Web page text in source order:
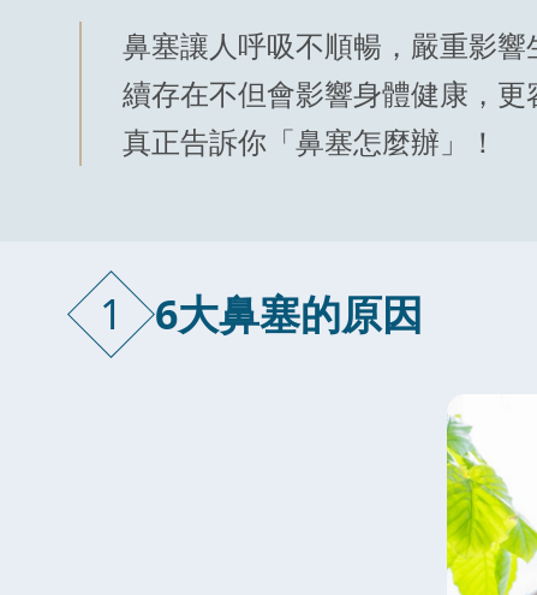
鼻塞讓人呼吸不順暢，嚴重影
續存在不但會影響身體健康，
真正告訴你「鼻塞怎麼辦」！
1 6大鼻塞的原因